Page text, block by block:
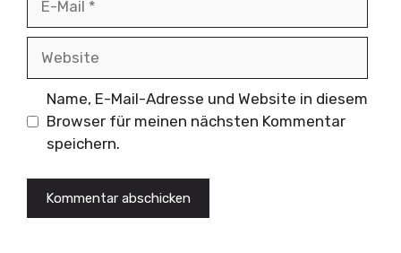
Name, E-Mail-Adresse und Website in diesem
Browser für meinen nächsten Kommentar
speichern.